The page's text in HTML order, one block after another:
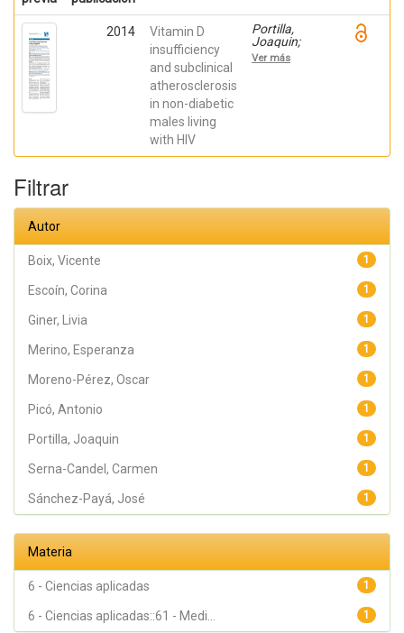
2014
Vitamin D
insufficiency
and subclinical
atherosclerosis
in non-diabetic
males living
with HIV
Portilla,
Joaquin;
Moreno-
Pérez, Oscar;
Reus, Sergio;
Giner, Livia;
Picó, Antonio
Ver más
Filtrar
Autor
1
Boix, Vicente
1
Escoín, Corina
1
Giner, Livia
1
Merino, Esperanza
1
Moreno-Pérez, Oscar
1
Picó, Antonio
1
Portilla, Joaquin
1
Serna-Candel, Carmen
1
Sánchez-Payá, José
Materia
1
6 - Ciencias aplicadas
1
6 - Ciencias aplicadas::61 - Medi...